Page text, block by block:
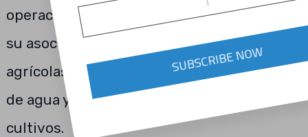
operaciones agrícolas en México, anuncian
su asociación para ayudar a las empresas
agrícolas mexicanas a reducir el consumo
de agua y mejorar el rendimiento de los
cultivos.
SUBSCRIBE NOW